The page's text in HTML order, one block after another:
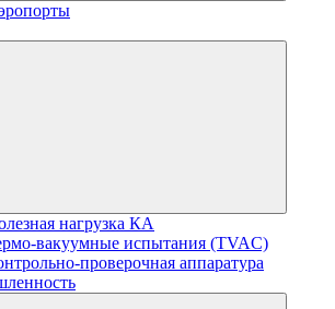
нагрузка КА
вакуумные испытания (TVAC)
проверочная аппаратура